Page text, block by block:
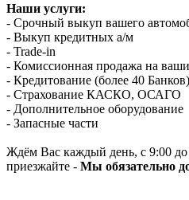
Наши услуги:
- Срочный выкуп вашего
- Выкуп кредитных а/м
- Trade-in
- Комиссионная продажа на
- Кредитование (более 40
- Страхование КАСКО, ОСАГО
- Дополнительное оборудование
- Запасные части
Ждём Вас каждый день, с 9:00 до
приезжайте - Мы обязательно